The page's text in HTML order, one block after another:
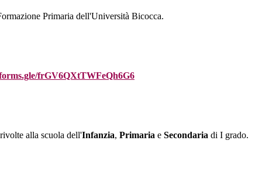
Primaria dell'Università Bicocca.
frGV6QXtTWFeQh6G6
rivolte alla scuola dell'Infanzia, Primaria e Secondaria di I grado.